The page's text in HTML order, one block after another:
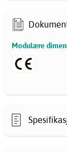
Modulære